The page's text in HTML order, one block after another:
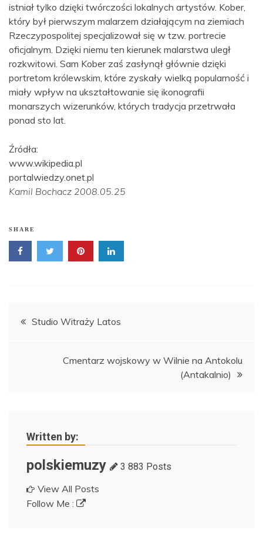
istniał tylko dzięki twórczości lokalnych artystów. Kober,
który był pierwszym malarzem działającym na ziemiach
Rzeczypospolitej specjalizował się w tzw. portrecie
oficjalnym. Dzięki niemu ten kierunek malarstwa uległ
rozkwitowi. Sam Kober zaś zasłynął głównie dzięki
portretom królewskim, które zyskały wielką popularność i
miały wpływ na ukształtowanie się ikonografii
monarszych wizerunków, których tradycja przetrwała
ponad sto lat.
Źródła:
www.wikipedia.pl
portalwiedzy.onet.pl
Kamil Bochacz 2008.05.25
SHARE
Nawigacja
Studio Witraży Latos
Cmentarz wojskowy w Wilnie na Antokolu
(Antakalnio)
Written by:
polskiemuzy 3 883 Posts
View All Posts
Follow Me :